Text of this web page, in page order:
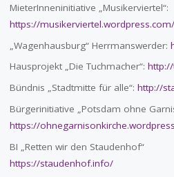
MieterInneninitiative „Musikerviertel“:
https://musikerviertel.wordpress.com/
„Wagenhausburg“ Herrmanswerder:
Hausprojekt „Die Tuchmacher“:
Bündnis „Stadtmitte für alle“: http://
Bürgerinitiative „Potsdam ohne
https://
BI „Retten wir den Staudenhof“
https://staudenhof.info/